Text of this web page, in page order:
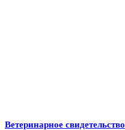
Ветеринарное свидетельство